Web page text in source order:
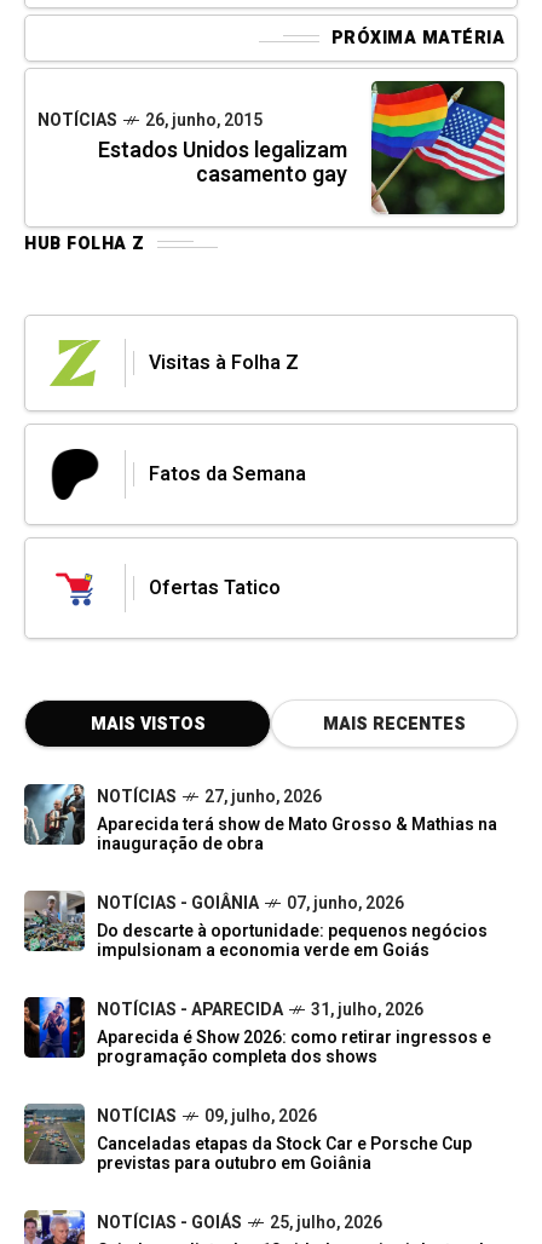
PRÓXIMA MATÉRIA
NOTÍCIAS 26, junho, 2015
Estados Unidos legalizam
casamento gay
HUB FOLHA Z
Visitas à Folha Z
Fatos da Semana
Ofertas Tatico
MAIS VISTOS MAIS RECENTES
NOTÍCIAS
27, junho, 2026
Aparecida terá show de Mato Grosso & Mathias na
inauguração de obra
NOTÍCIAS - GOIÂNIA
07, junho, 2026
Do descarte à oportunidade: pequenos negócios
impulsionam a economia verde em Goiás
NOTÍCIAS - APARECIDA
31, julho, 2026
Aparecida é Show 2026: como retirar ingressos e
programação completa dos shows
NOTÍCIAS
09, julho, 2026
Canceladas etapas da Stock Car e Porsche Cup
previstas para outubro em Goiânia
NOTÍCIAS - GOIÁS
25, julho, 2026